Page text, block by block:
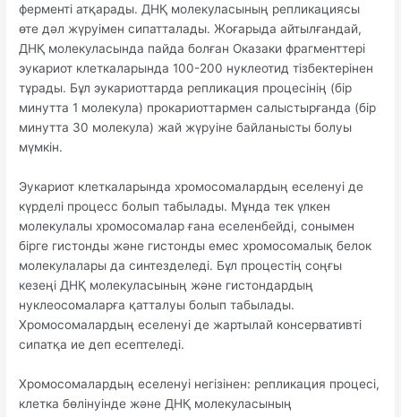
ферменті атқарады. ДНҚ молекуласының репликациясы
өте дәл жүруімен сипатталады. Жоғарыда айтылғандай,
ДНҚ молекуласында пайда болған Оказаки фрагменттері
эукариот клеткаларында 100-200 нуклеотид тізбектерінен
тұрады. Бұл эукариоттарда репликация процесінің (бір
минутта 1 молекула) прокариоттармен салыстырғанда (бір
минутта 30 молекула) жай жүруіне байланысты болуы
мүмкін.
Эукариот клеткаларында хромосомалардың еселенуі де
күрделі процесс болып табылады. Мұнда тек үлкен
молекулалы хромосомалар ғана еселенбейді, сонымен
бірге гистонды және гистонды емес хромосомалық белок
молекулалары да синтезделеді. Бұл процестің соңғы
кезеңі ДНҚ молекуласының және гистондардың
нуклеосомаларға қатталуы болып табылады.
Хромосомалардың еселенуі де жартылай консервативті
сипатқа ие деп есептеледі.
Хромосомалардың еселенуі негізінен: репликация процесі,
клетка бөлінуінде және ДНҚ молекуласының